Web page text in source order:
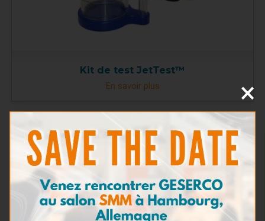
TAN
Teneur en Eau
Viscosité
BN - TBN
Pollution particulaire
Kits d'Analyse
Consommables et Réactifs
Kit de test JetTest™
En savoir plus ×